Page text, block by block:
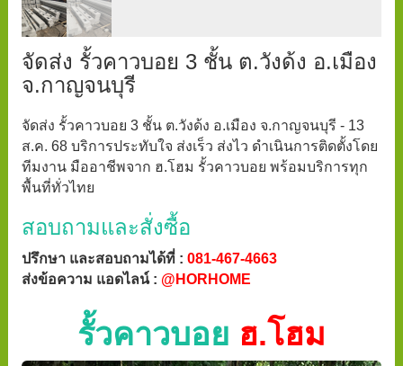
จัดส่ง รั้วคาวบอย 3 ชั้น ต.วังด้ง อ.เมือง
จ.กาญจนบุรี
จัดส่ง รั้วคาวบอย 3 ชั้น ต.วังด้ง อ.เมือง จ.กาญจนบุรี - 13
ส.ค. 68 บริการประทับใจ ส่งเร็ว ส่งไว ดำเนินการติดตั้งโดย
ทีมงาน มืออาชีพจาก ฮ.โฮม รั้วคาวบอย พร้อมบริการทุก
พื้นที่ทั่วไทย
สอบถามและสั่งซื้อ
ปรึกษา และสอบถามได้ที่ : 081-467-4663
ส่งข้อความ แอดไลน์ : @HORHOME
รั้วคาวบอย ฮ.โฮม